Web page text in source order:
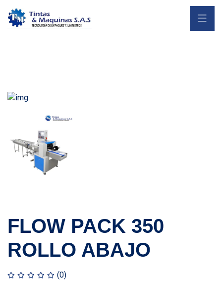
FLOW PACK 350
ROLLO ABAJO
(0)